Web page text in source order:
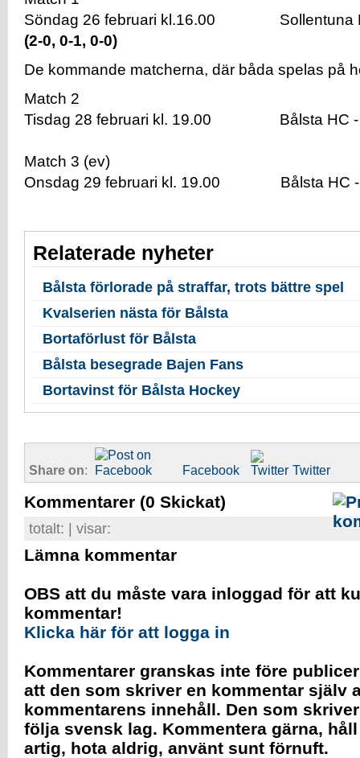
Söndag 26 februari kl.16.00 Sollentuna
(2-0, 0-1, 0-0)
De kommande matcherna, där båda spelas på
Match 2
Tisdag 28 februari kl. 19.00 Bålsta HC -
Match 3 (ev)
Onsdag 29 februari kl. 19.00 Bålsta HC -
Relaterade nyheter
Bålsta förlorade på straffar, trots bättre spel
Kvalserien nästa för Bålsta
Bortaförlust för Bålsta
Bålsta besegrade Bajen Fans
Bortavinst för Bålsta Hockey
Share on: Facebook Twitter
Kommentarer (0 Skickat)
totalt: | visar:
Lämna kommentar
OBS att du måste vara inloggad för att
kommentar!
Klicka här för att logga in
Kommentarer granskas inte före
att den som skriver en kommentar själv
kommentarens innehåll. Den som
följa svensk lag. Kommentera gärna,
artig, hota aldrig, använt sunt förnuft.